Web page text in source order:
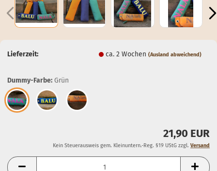
Lieferzeit: ca. 2 Wochen(Ausland abweichend)
Dummy-Farbe: Grün
21,90 EUR
Kein Steuerausweis gem. Kleinuntern.-Reg. §19 UStG zzgl. Versand